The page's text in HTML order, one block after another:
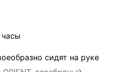
сидят на руке